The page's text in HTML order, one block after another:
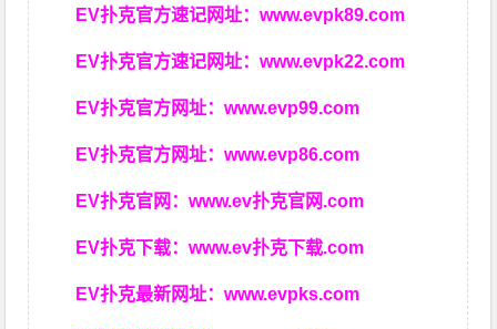
EV扑克官方速记网址：www.evpk89.com
EV扑克官方速记网址：www.evpk22.com
EV扑克官方网址：www.evp99.com
EV扑克官方网址：www.evp86.com
EV扑克官网：www.ev扑克官网.com
EV扑克下载：www.ev扑克下载.com
EV扑克最新网址：www.evpks.com